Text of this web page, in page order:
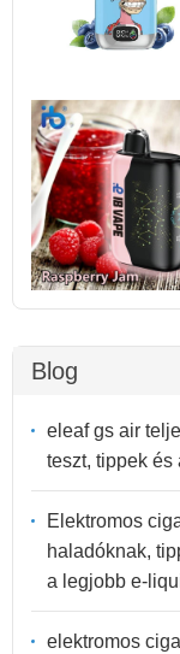
Blog
eleaf gs air
teszt, tippek
Elektromos
haladóknak,
a legjobb e-
elektromos